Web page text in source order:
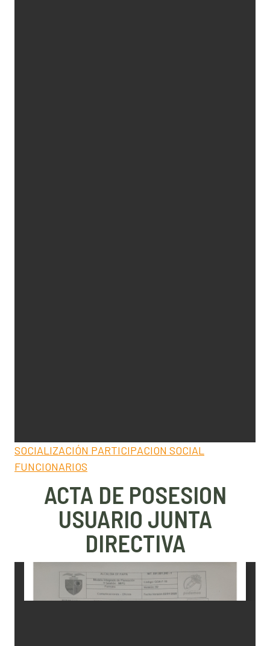
SOCIALIZACIÓN PARTICIPACION SOCIAL
FUNCIONARIOS
ACTA DE POSESION
USUARIO JUNTA
DIRECTIVA